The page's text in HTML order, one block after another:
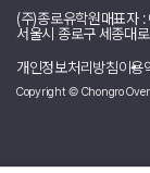
(주)종로유학원대표자 :
서울시 종로구 세종대
개인정보처리방침이용
Copyright © Chongro